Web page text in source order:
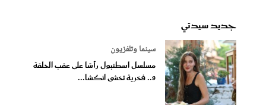
جديد سيدتي
سينما وتلفزيون
مسلسل اسطنبول رأسًا على عقب الحلقة
9.. فخرية تخشى انكشا...